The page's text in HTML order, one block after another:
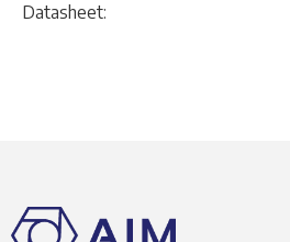
Datasheet: